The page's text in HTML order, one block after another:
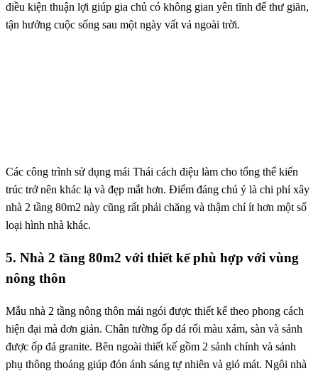
điều kiện thuận lợi giúp gia chủ có không gian yên tĩnh để thư giãn,
tận hưởng cuộc sống sau một ngày vất vả ngoài trời.
Các công trình sử dụng mái Thái cách điệu làm cho tổng thể kiến ​​
trúc trở nên khác lạ và đẹp mắt hơn. Điểm đáng chú ý là chi phí xây
nhà 2 tầng 80m2 này cũng rất phải chăng và thậm chí ít hơn một số
loại hình nhà khác.
5. Nhà 2 tầng 80m2 với thiết kế phù hợp với vùng
nông thôn
Mẫu nhà 2 tầng nông thôn mái ngói được thiết kế theo phong cách
hiện đại mà đơn giản. Chân tường ốp đá rối màu xám, sàn và sảnh
được ốp đá granite. Bên ngoài thiết kế gồm 2 sảnh chính và sảnh
phụ thông thoáng giúp đón ánh sáng tự nhiên và gió mát. Ngôi nhà